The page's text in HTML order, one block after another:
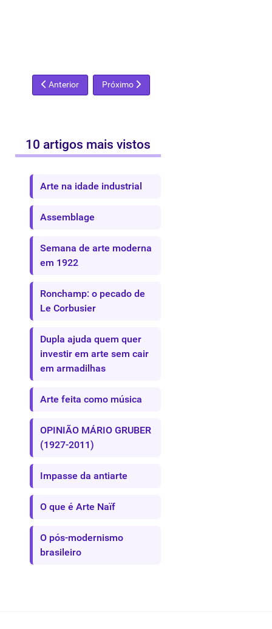
Artigo anterior: O mundo de Cicero Dias
Anterior Próximo artigo: A anulação da crítica
Próximo
10 artigos mais vistos
Arte na idade industrial
Assemblage
Semana de arte moderna
em 1922
Ronchamp: o pecado de
Le Corbusier
Dupla ajuda quem quer
investir em arte sem cair
em armadilhas
Arte feita como música
OPINIÃO MÁRIO GRUBER
(1927-2011)
Impasse da antiarte
O que é Arte Naïf
O pós-modernismo
brasileiro